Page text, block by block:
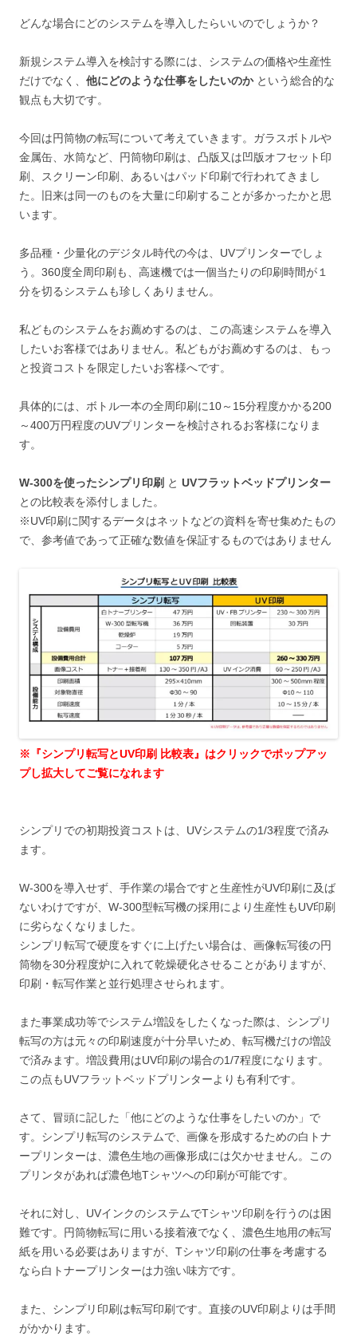
どんな場合にどのシステムを導入したらいいのでしょうか？
新規システム導入を検討する際には、システムの価格や生産性
だけでなく、 他にどのような仕事をしたいのか という総合的な
観点も大切です。
今回は円筒物の転写について考えていきます。ガラスボトルや
金属缶、水筒など、円筒物印刷は、凸版又は凹版オフセット印
刷、スクリーン印刷、あるいはパッド印刷で行われてきまし
た。旧来は同一のものを大量に印刷することが多かったかと思
います。
多品種・少量化のデジタル時代の今は、UVプリンターでしょ
う。360度全周印刷も、高速機では一個当たりの印刷時間が１
分を切るシステムも珍しくありません。
私どものシステムをお薦めするのは、この高速システムを導入
したいお客様ではありません。私どもがお薦めするのは、もっ
と投資コストを限定したいお客様へです。
具体的には、ボトル一本の全周印刷に10～15分程度かかる200
～400万円程度のUVプリンターを検討されるお客様になりま
す。
W-300を使ったシンプリ印刷 と UVフラットベッドプリンター
との比較表を添付しました。
※UV印刷に関するデータはネットなどの資料を寄せ集めたもの
で、参考値であって正確な数値を保証するものではありません
※『シンプリ転写とUV印刷 比較表』はクリックでポップアッ
プし拡大してご覧になれます
シンプリでの初期投資コストは、UVシステムの1/3程度で済み
ます。
W-300を導入せず、手作業の場合ですと生産性がUV印刷に及ば
ないわけですが、W-300型転写機の採用により生産性もUV印刷
に劣らなくなりました。
シンプリ転写で硬度をすぐに上げたい場合は、画像転写後の円
筒物を30分程度炉に入れて乾燥硬化させることがありますが、
印刷・転写作業と並行処理させられます。
また事業成功等でシステム増設をしたくなった際は、シンプリ
転写の方は元々の印刷速度が十分早いため、転写機だけの増設
で済みます。増設費用はUV印刷の場合の1/7程度になります。
この点もUVフラットベッドプリンターよりも有利です。
さて、冒頭に記した「他にどのような仕事をしたいのか」で
す。シンプリ転写のシステムで、画像を形成するための白トナ
ープリンターは、濃色生地の画像形成には欠かせません。この
プリンタがあれば濃色地Tシャツへの印刷が可能です。
それに対し、UVインクのシステムでTシャツ印刷を行うのは困
難です。円筒物転写に用いる接着液でなく、濃色生地用の転写
紙を用いる必要はありますが、Tシャツ印刷の仕事を考慮する
なら白トナープリンターは力強い味方です。
また、シンプリ印刷は転写印刷です。直接のUV印刷よりは手間
がかかります。